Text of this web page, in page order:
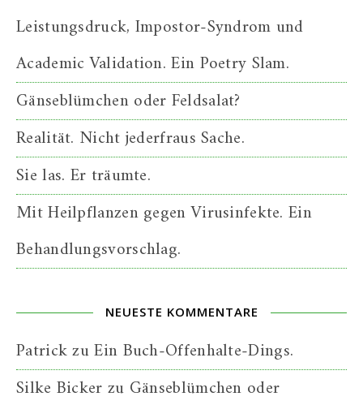
Leistungsdruck, Impostor-Syndrom und
Academic Validation. Ein Poetry Slam.
Gänseblümchen oder Feldsalat?
Realität. Nicht jederfraus Sache.
Sie las. Er träumte.
Mit Heilpflanzen gegen Virusinfekte. Ein
Behandlungsvorschlag.
NEUESTE KOMMENTARE
PatrickzuEin Buch-Offenhalte-Dings.
Silke Bickerzu Gänseblümchen oder